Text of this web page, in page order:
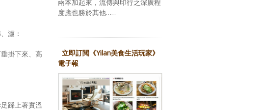
濾：
掛下來、高
踩上著實溫
兩本加起來，流傳與印行之深廣程
度應也勝於其他……
立即訂閱《Yilan美食生活玩家》
電子報